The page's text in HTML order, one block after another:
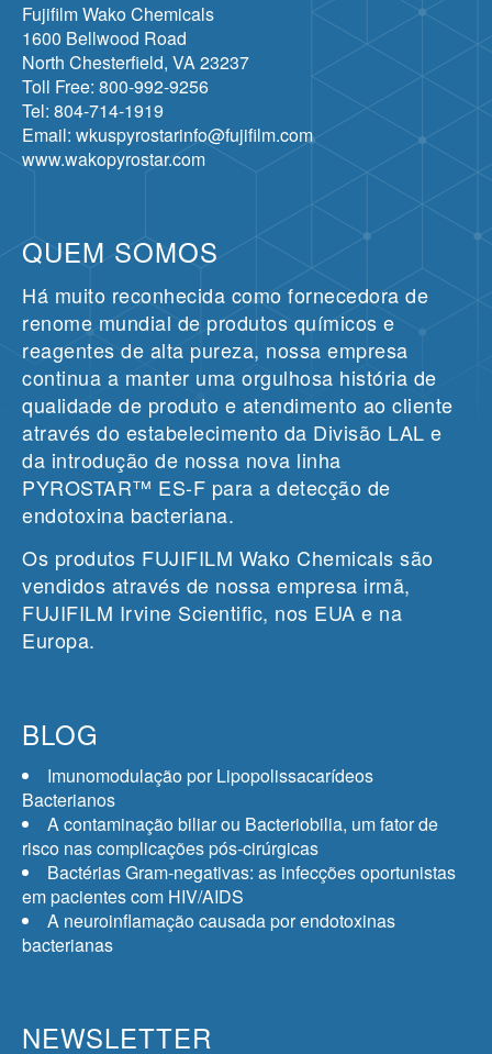
Fujifilm Wako Chemicals
1600 Bellwood Road
North Chesterfield, VA 23237
Toll Free: 800-992-9256
Tel: 804-714-1919
Email: wkuspyrostarinfo@fujifilm.com
www.wakopyrostar.com
QUEM SOMOS
Há muito reconhecida como fornecedora de
renome mundial de produtos químicos e
reagentes de alta pureza, nossa empresa
continua a manter uma orgulhosa história de
qualidade de produto e atendimento ao cliente
através do estabelecimento da Divisão LAL e
da introdução de nossa nova linha
PYROSTAR™ ES-F para a detecção de
endotoxina bacteriana.
Os produtos FUJIFILM Wako Chemicals são
vendidos através de nossa empresa irmã,
FUJIFILM Irvine Scientific, nos EUA e na
Europa.
BLOG
Imunomodulação por Lipopolissacarídeos
Bacterianos
A contaminação biliar ou Bacteriobilia, um fator de
risco nas complicações pós-cirúrgicas
Bactérias Gram-negativas: as infecções oportunistas
em pacientes com HIV/AIDS
A neuroinflamação causada por endotoxinas
bacterianas
NEWSLETTER